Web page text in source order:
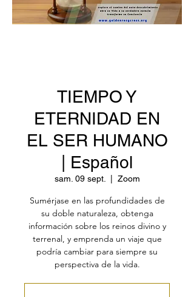
TIEMPO Y
ETERNIDAD EN
EL SER HUMANO
| Español
sam. 09 sept. Zoom
Sumérjase en las profundidades de
su doble naturaleza, obtenga
información sobre los reinos divino y
terrenal, y emprenda un viaje que
podría cambiar para siempre su
perspectiva de la vida.